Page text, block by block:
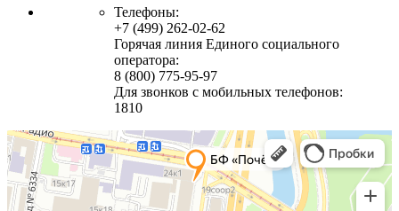
Телефоны:
+7 (499) 262-02-62
Горячая линия Единого социального
оператора:
8 (800) 775-95-97
Для звонков с мобильных телефонов:
1810